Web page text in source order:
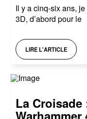
Il y a cinq-six ans,
3D, d’abord pour le
LIRE L'ARTICLE
La
Warhammer